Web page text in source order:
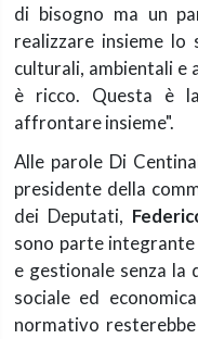
di bisogno ma un
realizzare insieme
culturali, ambientali e
è ricco. Questa è
affrontare insieme".
Alle parole Di
presidente della
dei Deputati,
sono parte
e gestionale senza la
sociale ed
normativo